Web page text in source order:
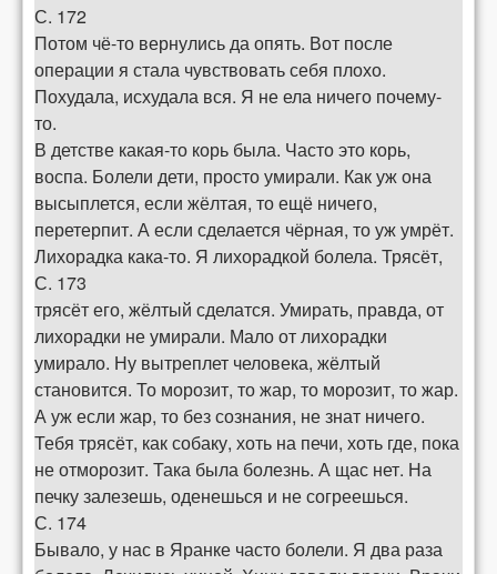
С. 172
Потом чё-то вернулись да опять. Вот после
операции я стала чувствовать себя плохо.
Похудала, исхудала вся. Я не ела ничего почему-
то.
В детстве какая-то корь была. Часто это корь,
воспа. Болели дети, просто умирали. Как уж она
высыплется, если жёлтая, то ещё ничего,
перетерпит. А если сделается чёрная, то уж умрёт.
Лихорадка кака-то. Я лихорадкой болела. Трясёт,
С. 173
трясёт его, жёлтый сделатся. Умирать, правда, от
лихорадки не умирали. Мало от лихорадки
умирало. Ну вытреплет человека, жёлтый
становится. То морозит, то жар, то морозит, то жар.
А уж если жар, то без сознания, не знат ничего.
Тебя трясёт, как собаку, хоть на печи, хоть где, пока
не отморозит. Така была болезнь. А щас нет. На
печку залезешь, оденешься и не согреешься.
С. 174
Бывало, у нас в Яранке часто болели. Я два раза